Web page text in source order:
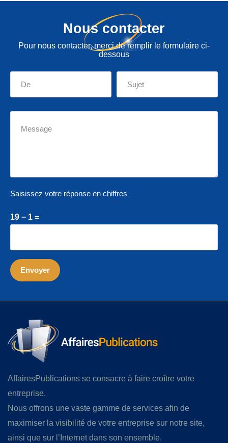
Nous contacter
Pour nous contacter, merci de remplir le formulaire ci-
dessous
Saisissez votre réponse en chiffres
19 − 1 =
AffairesPublications se consacre à faire croître votre
entreprise.
Nous offrons une vaste gamme de services afin de
maximiser la visibilité de votre entreprise sur notre site,
ainsi que sur l’Internet dans son ensemble.